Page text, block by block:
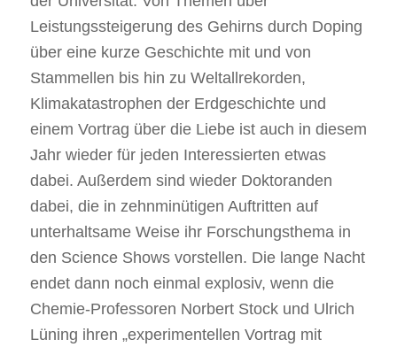
Leistungssteigerung des Gehirns durch Doping
über eine kurze Geschichte mit und von
Stammellen bis hin zu Weltallrekorden,
Klimakatastrophen der Erdgeschichte und
einem Vortrag über die Liebe ist auch in diesem
Jahr wieder für jeden Interessierten etwas
dabei. Außerdem sind wieder Doktoranden
dabei, die in zehnminütigen Auftritten auf
unterhaltsame Weise ihr Forschungsthema in
den Science Shows vorstellen. Die lange Nacht
endet dann noch einmal explosiv, wenn die
Chemie-Professoren Norbert Stock und Ulrich
Lüning ihren „experimentellen Vortrag mit